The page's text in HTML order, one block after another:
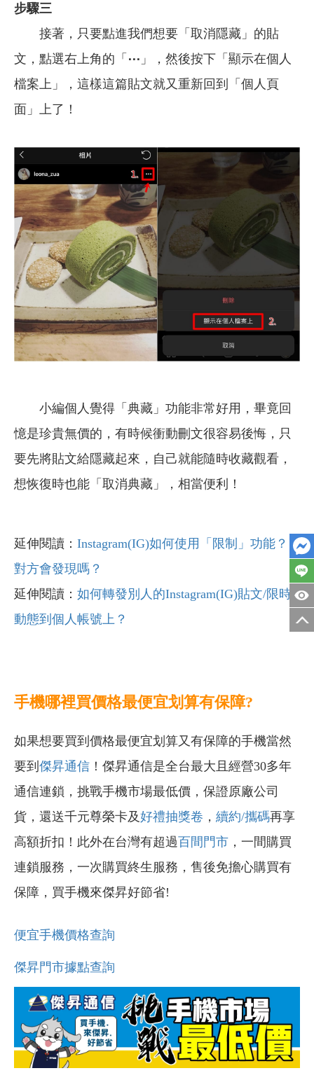
步驟三
接著，只要點進我們想要「取消隱藏」的貼
文，點選右上角的「 ⋯ 」，然後按下「顯示在個人
檔案上」，這樣這篇貼文就又重新回到「個人頁
面」上了！
小編個人覺得「典藏」功能非常好用，畢竟回
憶是珍貴無價的，有時候衝動刪文很容易後悔，只
要先將貼文給隱藏起來，自己就能隨時收藏觀看，
想恢復時也能「取消典藏」，相當便利！
延伸閱讀： Instagram(IG)如何使用「限制」功能？
對方會發現嗎？
延伸閱讀： 如何轉發別人的Instagram(IG)貼文/限時
動態到個人帳號上？
手機哪裡買價格最便宜划算有保障?
如果想要買到價格最便宜划算又有保障的手機當然
要到 傑昇通信 ！傑昇通信是全台最大且經營30多年
通信連鎖，挑戰手機市場最低價，保證原廠公司
貨，還送千元尊榮卡及好禮抽獎卷 ， 續約/攜碼再享
高額折扣！此外在台灣有超過百間門市 ，一間購買
連鎖服務，一次購買終生服務，售後免擔心購買有
保障，買手機來傑昇好節省!
便宜手機價格查詢
傑昇門市據點查詢